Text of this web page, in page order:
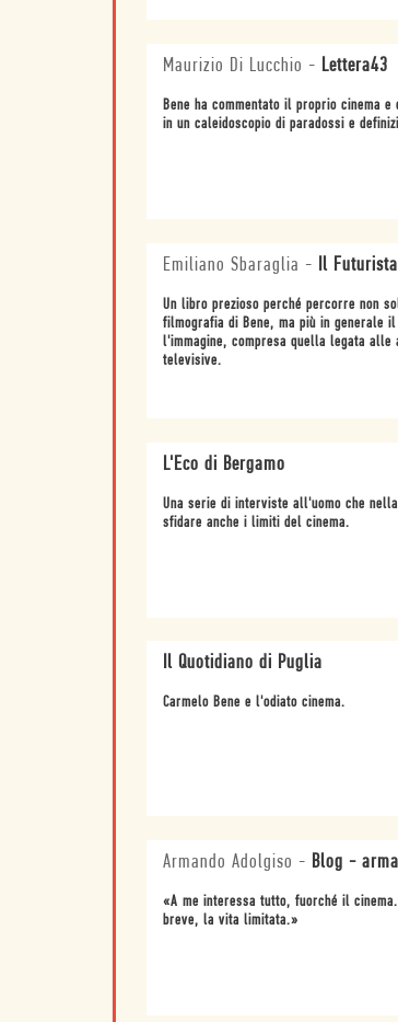
Maurizio Di Lucchio - Lettera43
Bene ha commentato il proprio cinema
in un caleidoscopio di paradossi e
Emiliano Sbaraglia - Il Futurista
Un libro prezioso perché percorre non
filmografia di Bene, ma più in generale
l'immagine, compresa quella legata alle
televisive.
L'Eco di Bergamo
Una serie di interviste all'uomo che
sfidare anche i limiti del cinema.
Il Quotidiano di Puglia
Carmelo Bene e l'odiato cinema.
Armando Adolgiso - Blog -
«A me interessa tutto, fuorché il
breve, la vita limitata.»